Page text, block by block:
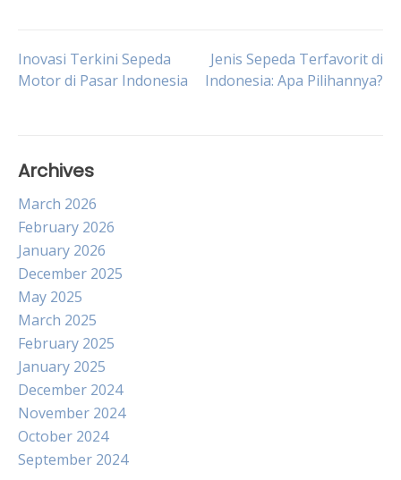
Post
Inovasi Terkini Sepeda
Motor di Pasar Indonesia
Jenis Sepeda Terfavorit di
Indonesia: Apa Pilihannya?
Archives
March 2026
February 2026
January 2026
December 2025
May 2025
March 2025
February 2025
January 2025
December 2024
November 2024
October 2024
September 2024